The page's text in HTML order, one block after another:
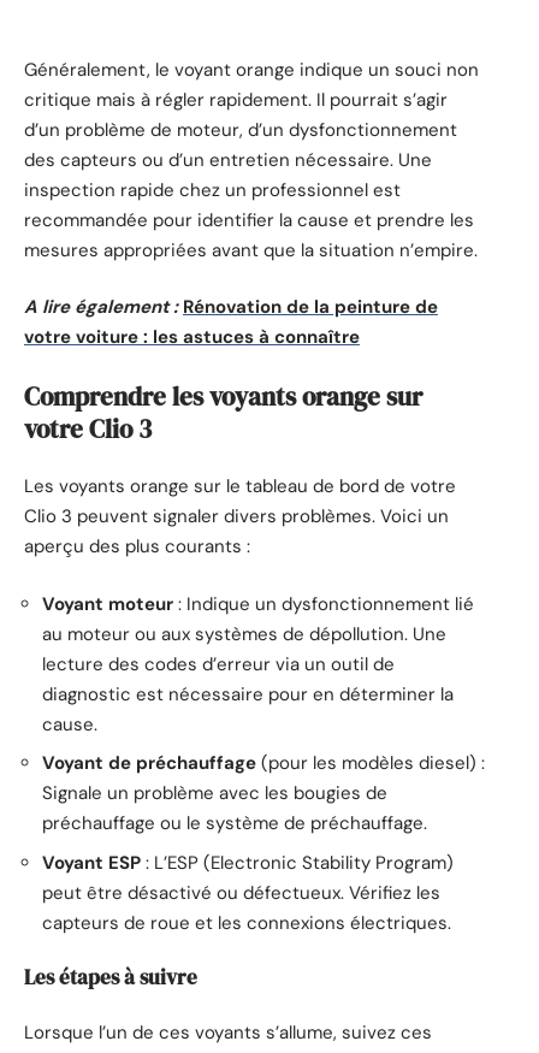
Généralement, le voyant orange indique un souci non
critique mais à régler rapidement. Il pourrait s’agir
d’un problème de moteur, d’un dysfonctionnement
des capteurs ou d’un entretien nécessaire. Une
inspection rapide chez un professionnel est
recommandée pour identifier la cause et prendre les
mesures appropriées avant que la situation n’empire.
A lire également : Rénovation de la peinture de
votre voiture : les astuces à connaître
Comprendre les voyants orange sur
votre Clio 3
Les voyants orange sur le tableau de bord de votre
Clio 3 peuvent signaler divers problèmes. Voici un
aperçu des plus courants :
Voyant moteur : Indique un dysfonctionnement lié
au moteur ou aux systèmes de dépollution. Une
lecture des codes d’erreur via un outil de
diagnostic est nécessaire pour en déterminer la
cause.
Voyant de préchauffage (pour les modèles diesel) :
Signale un problème avec les bougies de
préchauffage ou le système de préchauffage.
Voyant ESP : L’ESP (Electronic Stability Program)
peut être désactivé ou défectueux. Vérifiez les
capteurs de roue et les connexions électriques.
Les étapes à suivre
Lorsque l’un de ces voyants s’allume, suivez ces